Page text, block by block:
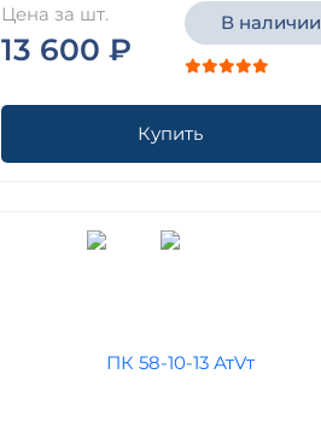
Цена за шт.
13 600 ₽
В наличии
Купить